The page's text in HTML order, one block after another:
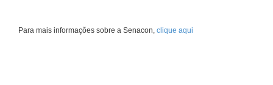
Para mais informações sobre a Senacon, clique aqui